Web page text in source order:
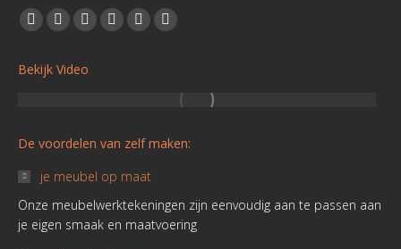
Vind ons op:
Facebook
opens
window
YouTube
opens
window
Linkedin
opens
window
Pinterest
window
Instagram
window
Website
window
Bekijk Video
De voordelen van zelf maken:
je meubel op maat
Onze meubelwerktekeningen zijn eenvoudig aan te passen aan
je eigen smaak en maatvoering